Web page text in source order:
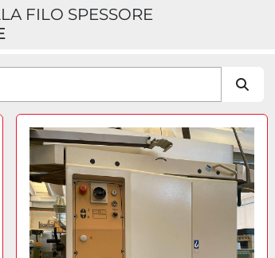
FILO SPESSORE